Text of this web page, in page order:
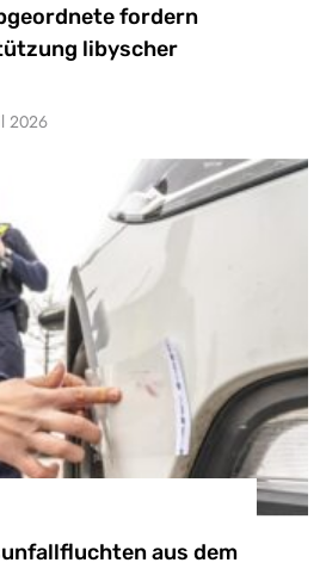
fordern
libyscher
2026
aus dem